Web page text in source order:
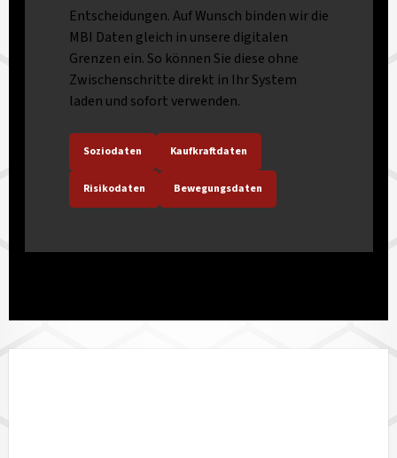
Entscheidungen. Auf Wunsch binden wir die
MBI Daten gleich in unsere digitalen
Grenzen ein. So können Sie diese ohne
Zwischenschritte direkt in Ihr System
laden und sofort verwenden.
Soziodaten Kaufkraftdaten
Risikodaten Bewegungsdaten